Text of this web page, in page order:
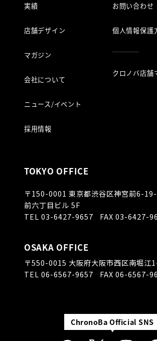
実績
店舗デザイン
マガジン
会社について
ニュース/イベント
採用情報
お問い合わせ
個人情報保護
クロノバ店舗
TOKYO OFFICE
〒150-0001 東京都渋谷区神宮前6-
前六丁目ビル 5F
TEL 03-6427-9657 FAX 03-6427-
OSAKA OFFICE
〒550-0015 大阪府大阪市西区南堀江
TEL 06-6567-9657 FAX 06-6567-